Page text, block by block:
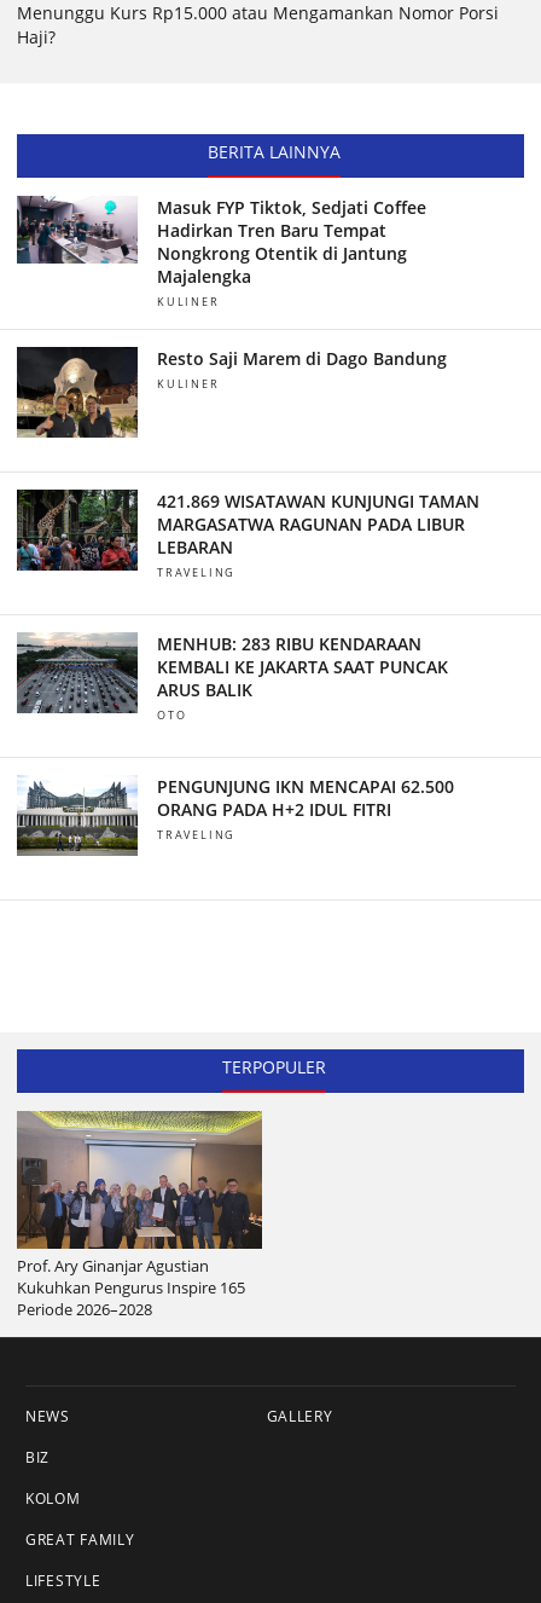
Menunggu Kurs Rp15.000 atau Mengamankan Nomor Porsi
Haji?
BERITA LAINNYA
Masuk FYP Tiktok, Sedjati Coffee
Hadirkan Tren Baru Tempat
Nongkrong Otentik di Jantung
Majalengka
KULINER
Resto Saji Marem di Dago Bandung
KULINER
421.869 WISATAWAN KUNJUNGI TAMAN
MARGASATWA RAGUNAN PADA LIBUR
LEBARAN
TRAVELING
MENHUB: 283 RIBU KENDARAAN
KEMBALI KE JAKARTA SAAT PUNCAK
ARUS BALIK
OTO
PENGUNJUNG IKN MENCAPAI 62.500
ORANG PADA H+2 IDUL FITRI
TRAVELING
TERPOPULER
Prof. Ary Ginanjar Agustian
Kukuhkan Pengurus Inspire 165
Periode 2026–2028
NEWS
BIZ
KOLOM
GREAT FAMILY
LIFESTYLE
GALLERY